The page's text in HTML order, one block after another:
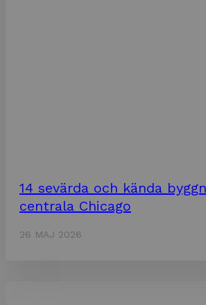
14 sevärda och kända
centrala Chicago
26 MAJ 2026